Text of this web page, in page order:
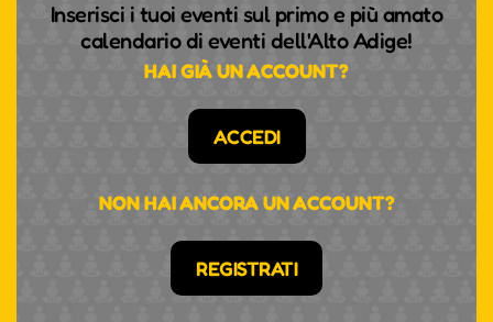
Inserisci i tuoi eventi sul primo e più amato
calendario di eventi dell'Alto Adige!
HAI GIÀ UN ACCOUNT?
ACCEDI
NON HAI ANCORA UN ACCOUNT?
REGISTRATI